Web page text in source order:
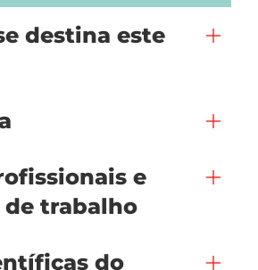
destina este
e
de trabalho
do